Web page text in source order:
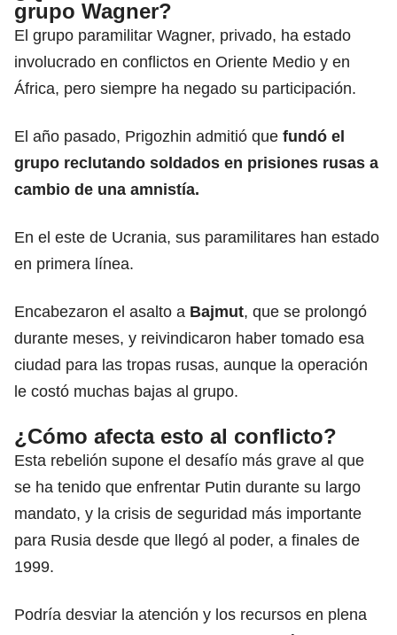
grupo Wagner?
El grupo paramilitar Wagner, privado, ha estado
involucrado en conflictos en Oriente Medio y en
África, pero siempre ha negado su participación.
El año pasado, Prigozhin admitió que fundó el
grupo reclutando soldados en prisiones rusas a
cambio de una amnistía.
En el este de Ucrania, sus paramilitares han estado
en primera línea.
Encabezaron el asalto a Bajmut, que se prolongó
durante meses, y reivindicaron haber tomado esa
ciudad para las tropas rusas, aunque la operación
le costó muchas bajas al grupo.
¿Cómo afecta esto al conflicto?
Esta rebelión supone el desafío más grave al que
se ha tenido que enfrentar Putin durante su largo
mandato, y la crisis de seguridad más importante
para Rusia desde que llegó al poder, a finales de
1999.
Podría desviar la atención y los recursos en plena